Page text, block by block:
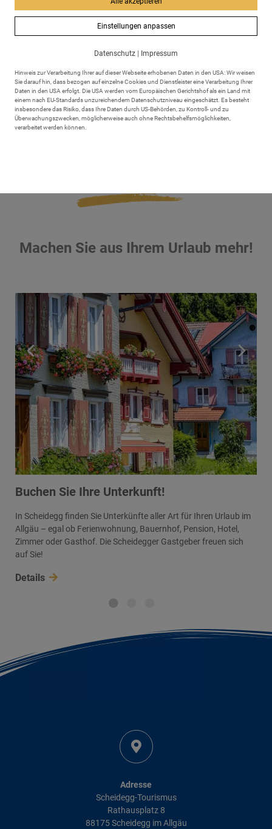
E-Bike Verleihstation
Ladestationen für E-Autos
E-Carsharing
Machen Sie aus Ihrem Urlaub mehr!
Buchen Sie Ihre Unterkunft!
In Scheidegg finden Sie Unterkünfte aller Art für Ihren Urlaub im
Allgäu – egal ob Ferienwohnung, Bauernhof, Pension, Hotel,
Zimmer oder Gasthof. Die Scheidegger Gastgeber freuen sich
auf Sie!
Details
Adresse
Scheidegg-Tourismus
Rathausplatz 8
88175 Scheidegg im Allgäu
Einstellungen anpassen
Datenschutz | Impressum
Hinweis zur Verarbeitung Ihrer auf dieser Webseite erhobenen Daten in den USA: Wir weisen
Sie darauf hin, dass bezogen auf einzelne Cookies und Dienstleister eine Verarbeitung Ihrer
Daten in den USA erfolgt. Die USA werden vom Europäischen Gerichtshof als ein Land mit
einem nach EU-Standards unzureichendem Datenschutzniveau eingeschätzt. Es besteht
insbesondere das Risiko, dass Ihre Daten durch US-Behörden, zu Kontroll- und zu
Überwachungszwecken, möglicherweise auch ohne Rechtsbehelfsmöglichkeiten,
verarbeitet werden können.